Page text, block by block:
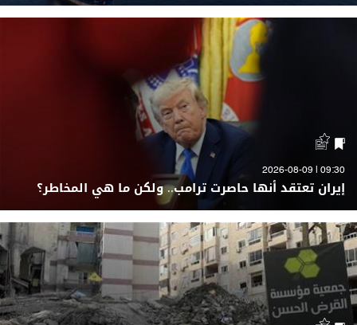
09:30 | 2026-08-09
إيران تعتقد أنها حاصرت ترامب.. ولكن ما هي المخاطر؟